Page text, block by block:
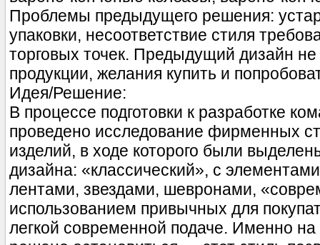
Проблемы предыдущего решения:
упаковки, несоответствие стиля
торговых точек. Предыдущий дизайн
продукции, желания купить и
Идея/Решение:
В процессе подготовки к разработке
проведено исследование фирменных
изделий, в ходе которого были
дизайна: «классический», с
лентами, звездами, шевронами,
использованием привычных для
легкой современной подаче. Именно